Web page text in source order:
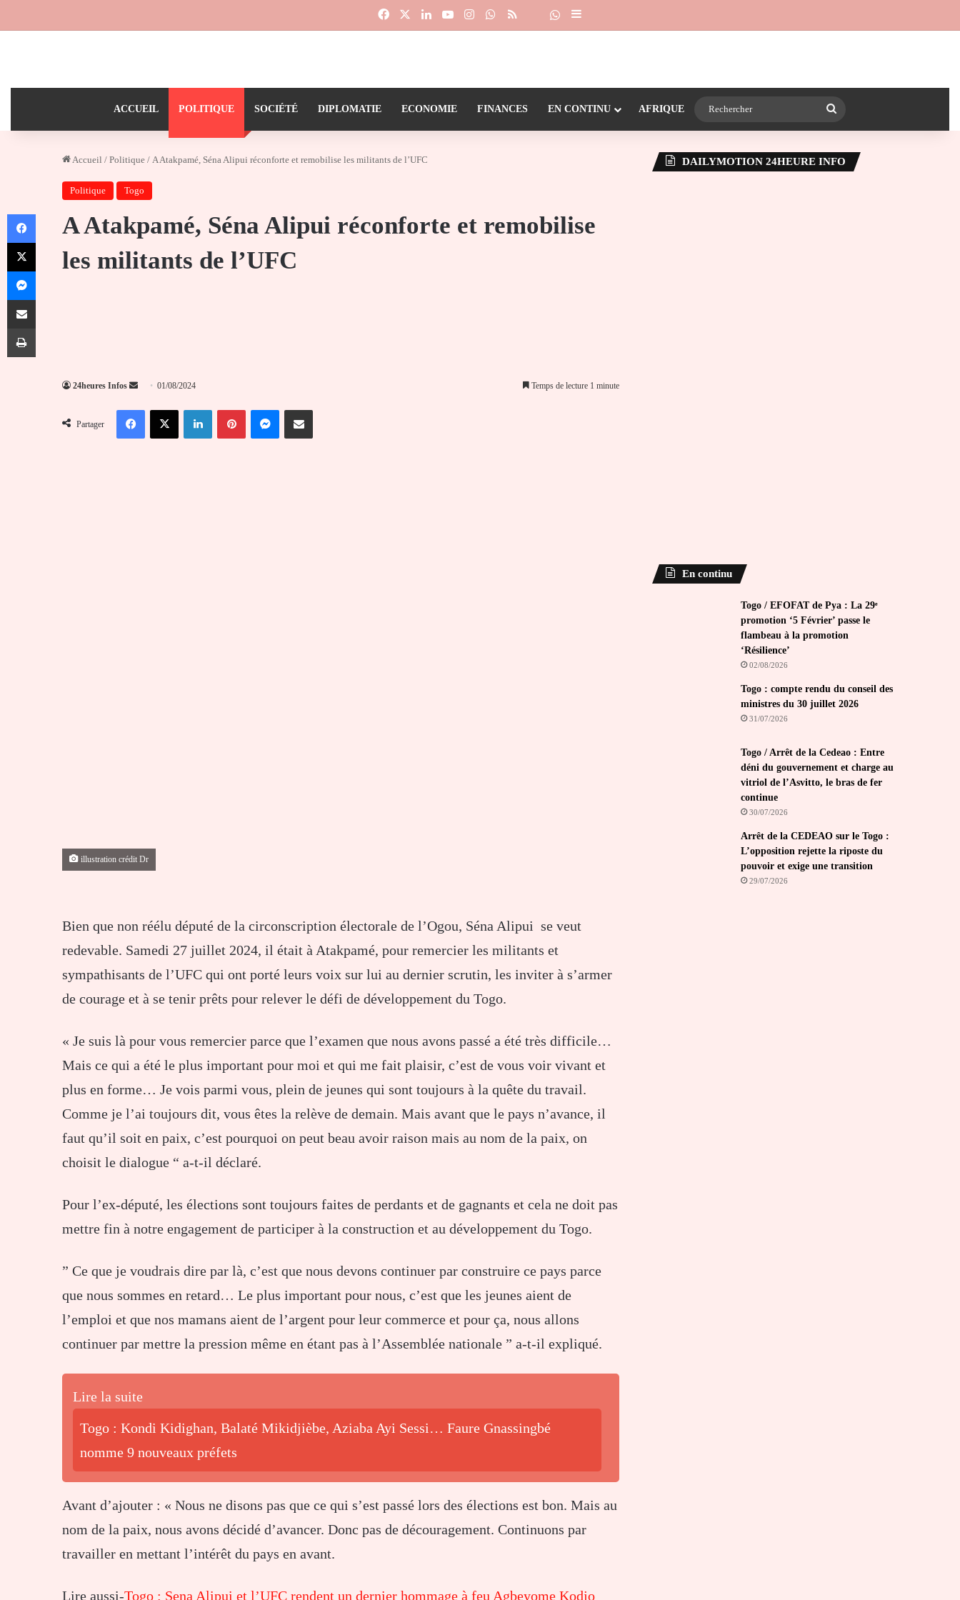
FacebookLinkedinYouTubeInstagramWhatsApp
RSS Dailymotion
Suivre la chaîne 24heureinfo sur WhatsApp
Sidebar (barre latérale)
ACCUEIL POLITIQUE SOCIÉTÉ DIPLOMATIE ECONOMIE FINANCES EN CONTINU AFRIQUE
Accueil / Politique / A Atakpamé, Séna Alipui réconforte et remobilise les militants de l’UFC
Politique Togo
A Atakpamé, Séna Alipui réconforte et remobilise
les militants de l’UFC
24heures Infos
Envoyer
courriel
01/08/2024 Temps de lecture 1 minute
Partager
FacebookX LinkedinPinterestMessengerPartager par email
illustration crédit Dr
Bien que non réélu député de la circonscription électorale de l’Ogou, Séna Alipui se veut
redevable. Samedi 27 juillet 2024, il était à Atakpamé, pour remercier les militants et
sympathisants de l’UFC qui ont porté leurs voix sur lui au dernier scrutin, les inviter à s’armer
de courage et à se tenir prêts pour relever le défi de développement du Togo.
« Je suis là pour vous remercier parce que l’examen que nous avons passé a été très difficile…
Mais ce qui a été le plus important pour moi et qui me fait plaisir, c’est de vous voir vivant et
plus en forme… Je vois parmi vous, plein de jeunes qui sont toujours à la quête du travail.
Comme je l’ai toujours dit, vous êtes la relève de demain. Mais avant que le pays n’avance, il
faut qu’il soit en paix, c’est pourquoi on peut beau avoir raison mais au nom de la paix, on
choisit le dialogue “ a-t-il déclaré.
Pour l’ex-député, les élections sont toujours faites de perdants et de gagnants et cela ne doit pas
mettre fin à notre engagement de participer à la construction et au développement du Togo.
” Ce que je voudrais dire par là, c’est que nous devons continuer par construire ce pays parce
que nous sommes en retard… Le plus important pour nous, c’est que les jeunes aient de
l’emploi et que nos mamans aient de l’argent pour leur commerce et pour ça, nous allons
continuer par mettre la pression même en étant pas à l’Assemblée nationale ” a-t-il expliqué.
Lire la suite
Togo : Kondi Kidighan, Balaté Mikidjièbe, Aziaba Ayi Sessi… Faure Gnassingbé
nomme 9 nouveaux préfets
Avant d’ajouter : « Nous ne disons pas que ce qui s’est passé lors des élections est bon. Mais au
nom de la paix, nous avons décidé d’avancer. Donc pas de découragement. Continuons par
travailler en mettant l’intérêt du pays en avant.
Lire aussi-Togo : Sena Alipui et l’UFC rendent un dernier hommage à feu Agbeyome Kodjo
DAILYMOTION 24HEURE INFO
En continu
Togo / EFOFAT de Pya : La 29ᵉ
promotion ‘5 Février’ passe le
flambeau à la promotion
‘Résilience’
02/08/2026
Togo : compte rendu du conseil des
ministres du 30 juillet 2026
31/07/2026
Togo / Arrêt de la Cedeao : Entre
déni du gouvernement et charge au
vitriol de l’Asvitto, le bras de fer
continue
30/07/2026
Arrêt de la CEDEAO sur le Togo :
L’opposition rejette la riposte du
pouvoir et exige une transition
29/07/2026
Facebook
X
Messenger
Partager par email